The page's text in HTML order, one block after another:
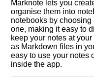
Marknote lets you
organise them into
notebooks by
one, making it easy to
keep your notes at
as Markdown files in
easy to use your notes
inside the app.